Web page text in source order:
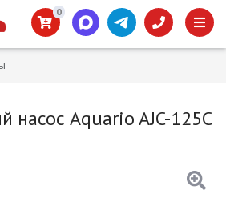
0
насос Aquario AJC-125C